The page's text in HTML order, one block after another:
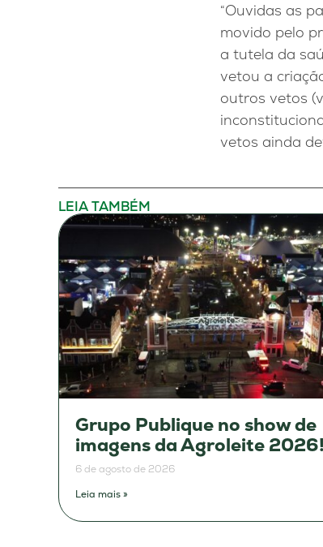
“Ouvidas as
movido pelo
a tutela da
vetou a
outros vetos
vetos ainda
LEIA TAMBÉM
Grupo Publique no show de
imagens da Agroleite 2026!
6 de agosto de 2026
Leia mais »